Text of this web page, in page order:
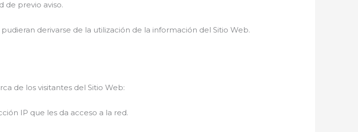
de previo aviso.
derivarse de la utilización de la información del Sitio Web.
de los visitantes del Sitio Web:
IP que les da acceso a la red.